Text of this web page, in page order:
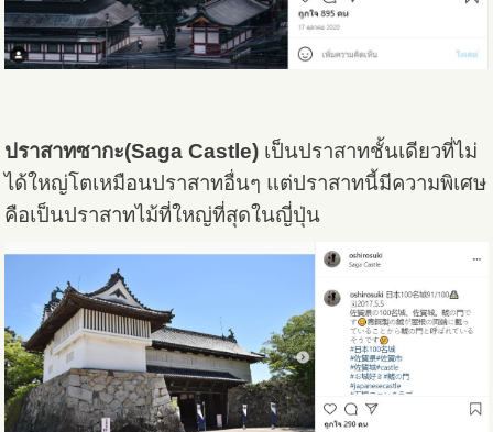
ปราสาทซากะ(Saga Castle) เป็นปราสาทชั้นเดียวที่ไม่
ได้ใหญ่โตเหมือนปราสาทอื่นๆ แต่ปราสาทนี้มีความพิเศษ
คือเป็นปราสาทไม้ที่ใหญ่ที่สุดในญี่ปุ่น